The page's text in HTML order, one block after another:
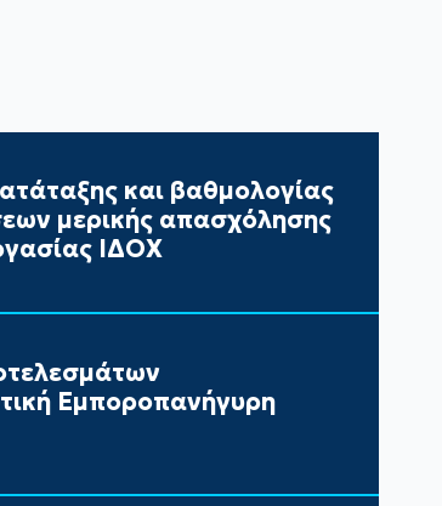
και βαθμολογίας
μερικής απασχόλησης
ΙΔΟΧ
Εμποροπανήγυρη